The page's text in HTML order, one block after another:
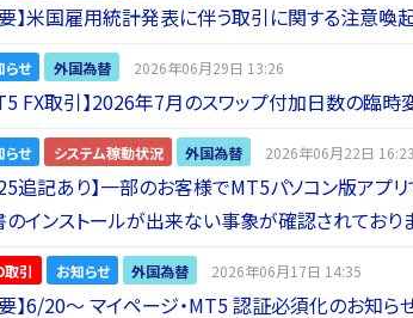
要】米国雇用統計発表に伴う取引に関する注意喚
らせ 外国為替 2026年06月29日 13:26
FX取引】2026年7月のスワップ付加日数の臨時
らせ システム稼動状況 外国為替 2026年06月22日 16:23
追記あり】一部のお客様でMT5パソコン版アプ
インストールが出来ない事象が確認されており
取引 お知らせ 外国為替 2026年06月17日 14:35
要】6/20～ マイページ・MT5 認証必須化のお知ら